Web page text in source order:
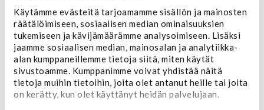
Käytämme evästeitä tarjoamamme sisällön ja mainosten
räätälöimiseen, sosiaalisen median ominaisuuksien
tukemiseen ja kävijämäärämme analysoimiseen. Lisäksi
jaamme sosiaalisen median, mainosalan ja analytiikka-
alan kumppaneillemme tietoja siitä, miten käytät
sivustoamme. Kumppanimme voivat yhdistää näitä
tietoja muihin tietoihin, joita olet antanut heille tai joita
on kerätty, kun olet käyttänyt heidän palvelujaan.
Raidetangonpäät
Tukivarret
Pumput ja tiivisteet
Puslat
Iskunvaimentimet ja jouset
Ohjausvaihteet ja osat
Autonhoito